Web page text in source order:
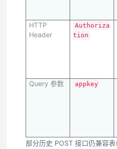
HTTP
Header
Authoriza
tion
Query 参数
appkey
部分历史 POST 接口仍兼容